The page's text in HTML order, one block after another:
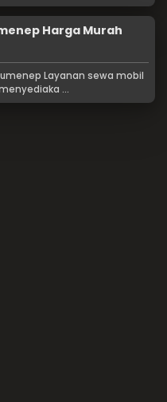
Harga Murah
Layanan sewa mobil
...